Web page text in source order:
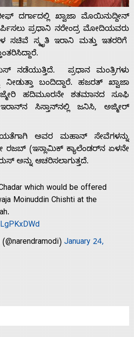
ದರ್ಗಾದಲ್ಲಿ ಖ್ವಾಜಾ ಮೊಯಿನುದ್ದೀನ್
ಪ್ರಧಾನಿ ನರೇಂದ್ರ ಮೋದಿಯವರು
ಸಚಿವೆ ಸ್ಮೃತಿ ಇರಾನಿ ಮತ್ತು ಇತರರಿಗೆ
ನಡೆಯುತ್ತಿದೆ. ಪ್ರಧಾನ ಮಂತ್ರಿಗಳು
ಬಂದಿದ್ದಾರೆ. ಹಜರತ್ ಖ್ವಾಜಾ
ಹದಿಮೂರನೇ ಶತಮಾನದ ಸೂಫಿ
ಇರಾನ್‌ನ ಸಿಸ್ತಾನ್‌ನಲ್ಲಿ ಜನಿಸಿ, ಅಜ್ಮೀರ್
ಅವರ ಮಹಾನ್ ಸೇವೆಗಳನ್ನು
ರಜಬ್ (ಇಸ್ಲಾಮಿಕ್ ಕ್ಯಾಲೆಂಡರ್‌ನ ಏಳನೇ
ಅನ್ನು ಆಚರಿಸಲಾಗುತ್ತದೆ.
which would be offered
Moinuddin Chishti at the
January 24,